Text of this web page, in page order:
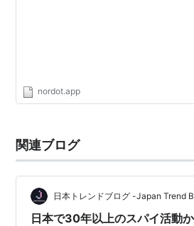
nordot.app
関連ブログ
日本トレンドブログ -Japan Trend
日本で30年以上のスパイ活動